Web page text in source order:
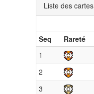
Liste des cartes
Seq Rareté
1
2
3